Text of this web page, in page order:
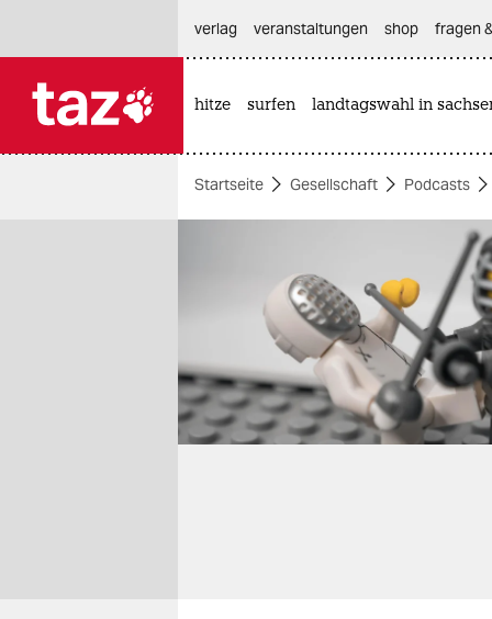
themen
gesellschaft
kultur
sport
verlag
veranstaltungen shop fragen
hitze surfen landtagswahl in
Startseite Gesellschaft Podcasts